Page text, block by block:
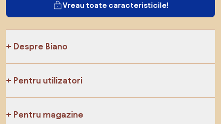
Vreau toate caracteristicile!
Despre Biano
Pentru utilizatori
Pentru magazine